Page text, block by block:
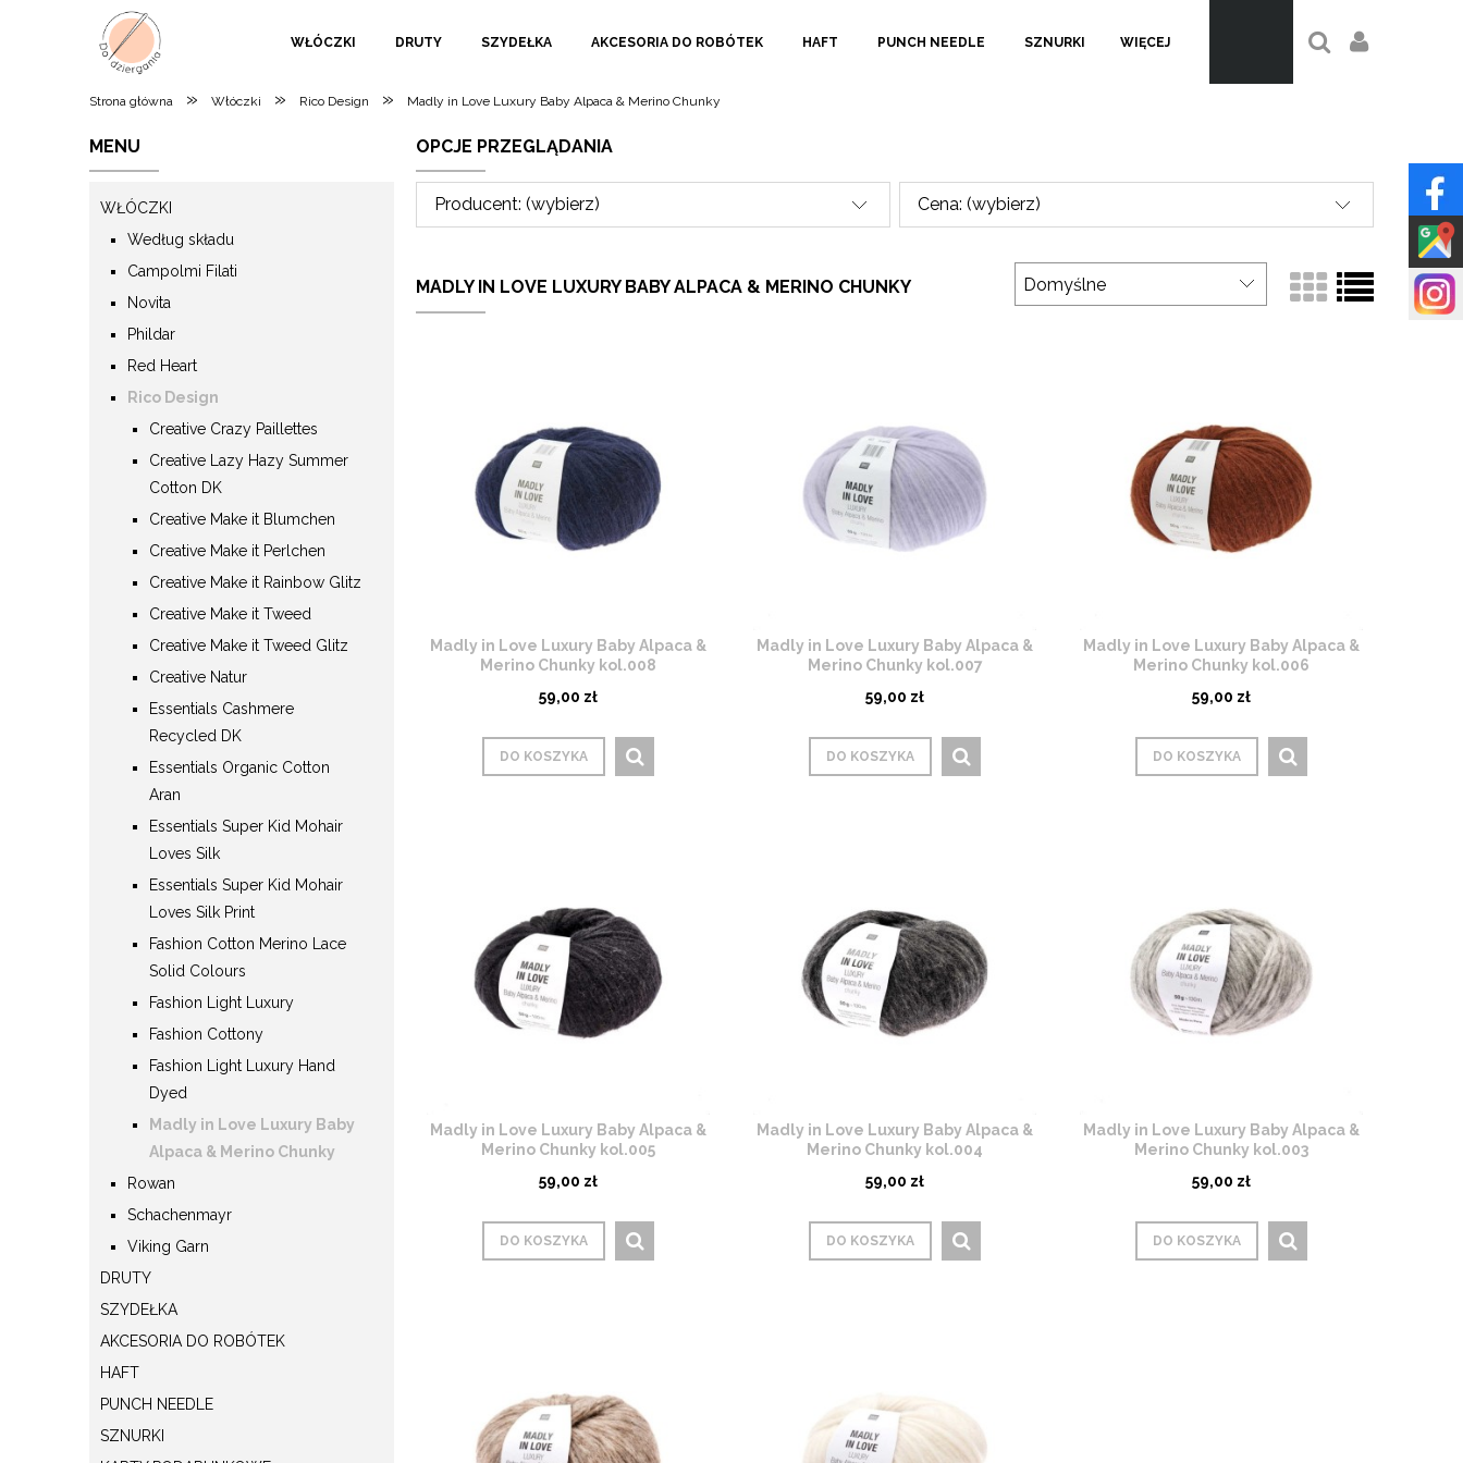
WŁÓCZKI DRUTY SZYDEŁKA AKCESORIA DO ROBÓTEK HAFT PUNCH NEEDLE SZNURKI WIĘCEJ
Strona główna » Włóczki » Rico Design » Madly in Love Luxury Baby Alpaca & Merino Chunky
MENU
WŁÓCZKI
Według składu
Campolmi Filati
Novita
Phildar
Red Heart
Rico Design
Creative Crazy Paillettes
Creative Lazy Hazy Summer
Cotton DK
Creative Make it Blumchen
Creative Make it Perlchen
Creative Make it Rainbow Glitz
Creative Make it Tweed
Creative Make it Tweed Glitz
Creative Natur
Essentials Cashmere
Recycled DK
Essentials Organic Cotton
Aran
Essentials Super Kid Mohair
Loves Silk
Essentials Super Kid Mohair
Loves Silk Print
Fashion Cotton Merino Lace
Solid Colours
Fashion Light Luxury
Fashion Cottony
Fashion Light Luxury Hand
Dyed
Madly in Love Luxury Baby
Alpaca & Merino Chunky
Rowan
Schachenmayr
Viking Garn
DRUTY
SZYDEŁKA
AKCESORIA DO ROBÓTEK
HAFT
PUNCH NEEDLE
SZNURKI
OPCJE PRZEGLĄDANIA
Producent: (wybierz) Cena: (wybierz)
MADLY IN LOVE LUXURY BABY ALPACA & MERINO CHUNKY
Madly in Love Luxury Baby Alpaca &
Merino Chunky kol.008
59,00 zł
DO KOSZYKA
Madly in Love Luxury Baby Alpaca &
Merino Chunky kol.007
59,00 zł
DO KOSZYKA
Madly in Love Luxury Baby Alpaca &
Merino Chunky kol.006
59,00 zł
DO KOSZYKA
Madly in Love Luxury Baby Alpaca &
Merino Chunky kol.005
59,00 zł
DO KOSZYKA
Madly in Love Luxury Baby Alpaca &
Merino Chunky kol.004
59,00 zł
DO KOSZYKA
Madly in Love Luxury Baby Alpaca &
Merino Chunky kol.003
59,00 zł
DO KOSZYKA